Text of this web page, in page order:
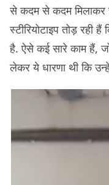
से कदम से कदम मिलाकर
स्टीरियोटाइप तोड़ रही
है. ऐसे कई सारे काम हैं,
लेकर ये धारणा थी कि